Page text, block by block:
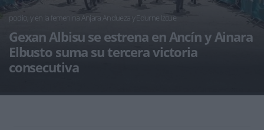
podio, y en la femenina Anjara Andueza y Edurne Izcue
Gexan Albisu se estrena en Ancín y Ainara
Elbusto suma su tercera victoria
consecutiva